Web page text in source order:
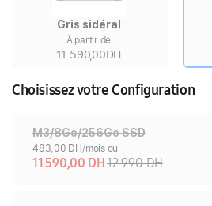
Gris sidéral
À partir de
11 590,00DH
Choisissez votre Configuration
M3/8Go/256Go SSD
483,00 DH/mois ou
11 590,00 DH12 990 DH